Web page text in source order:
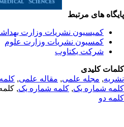
های مرتبط
کمیسیون نشریات وزارت
کمسیون نشریات وزارت علوم
شرکت یکتاوب
کلیدی
,مجله علمی, مقاله علمی, کلمه
شماره یک,کلمه شماره یک, کلمه
دو